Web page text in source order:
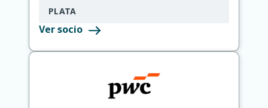
PLATA
Ver socio